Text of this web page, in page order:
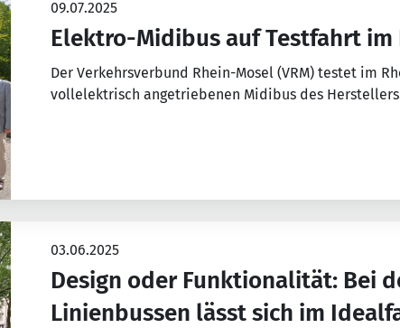
09.07.2025
Elektro-Midibus auf Testfahrt im
Der Verkehrsverbund Rhein-Mosel (VRM) testet im
vollelektrisch angetriebenen Midibus des
03.06.2025
Design oder Funktionalität: Bei
Linienbussen lässt sich im